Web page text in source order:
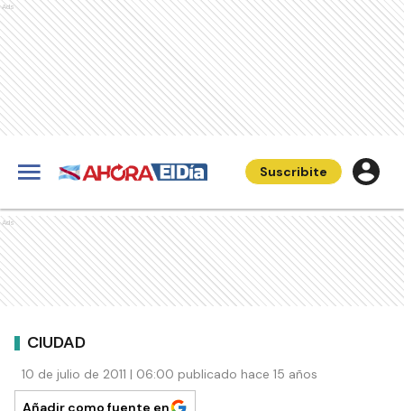
Ads
Suscribite
Ads
CIUDAD
10 de julio de 2011 | 06:00 publicado hace 15 años
Añadir como fuente en